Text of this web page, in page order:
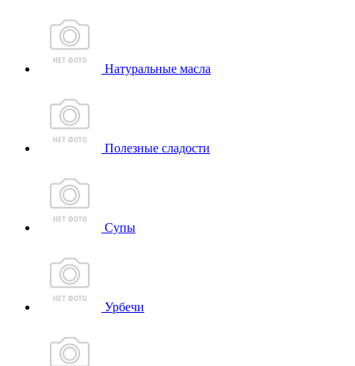
Натуральные масла
Полезные сладости
Супы
Урбечи